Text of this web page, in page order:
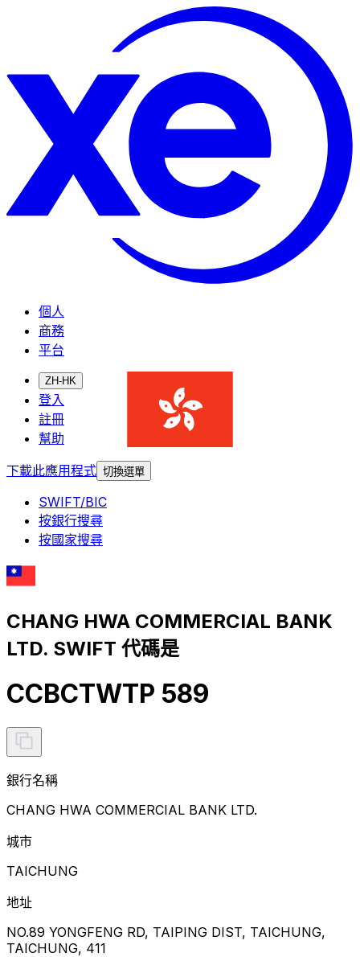
個人
商務
平台
ZH-HK
登入
註冊
幫助
下載此應用程式 切換選單
SWIFT/BIC
按銀行搜尋
按國家搜尋
CHANG HWA COMMERCIAL BANK
LTD. SWIFT 代碼是
CCBCTWTP 589
銀行名稱
CHANG HWA COMMERCIAL BANK LTD.
城市
TAICHUNG
地址
NO.89 YONGFENG RD, TAIPING DIST, TAICHUNG,
TAICHUNG, 411